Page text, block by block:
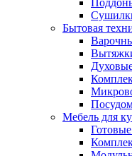
Бытовая
Мебель для